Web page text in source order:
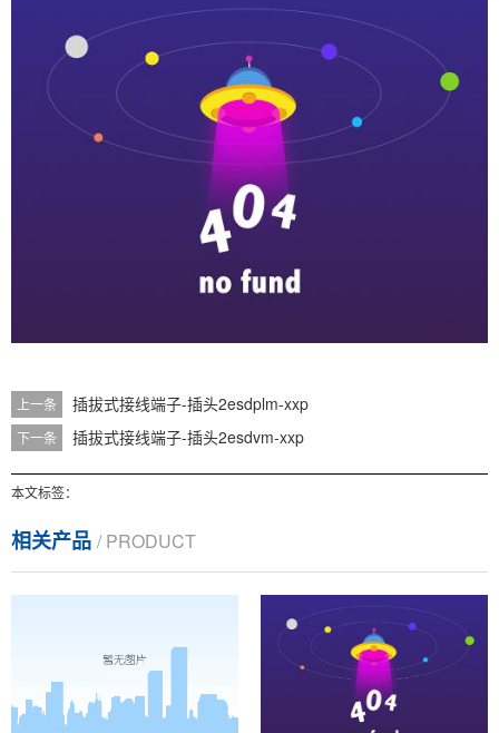
上一条 插拔式接线端子-插头2esdplm-xxp
下一条 插拔式接线端子-插头2esdvm-xxp
本文标签：
相关产品 / PRODUCT